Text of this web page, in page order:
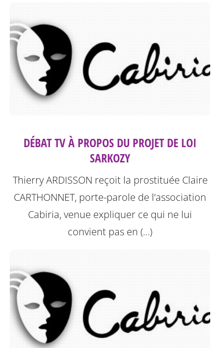
DÉBAT TV À PROPOS DU PROJET DE LOI
SARKOZY
Thierry ARDISSON reçoit la prostituée Claire
CARTHONNET, porte-parole de l’association
Cabiria, venue expliquer ce qui ne lui
convient pas en (…)